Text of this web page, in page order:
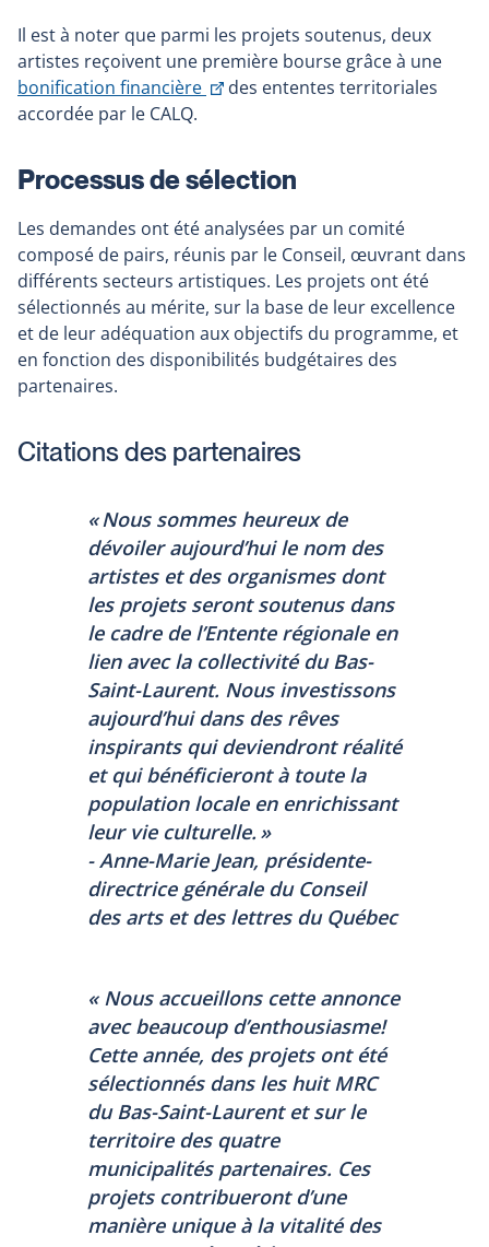
Il est à noter que parmi les projets soutenus, deux
artistes reçoivent une première bourse grâce à une
bonification financière
Ce
dans
une
nouvelle
fenêtre
des ententes territoriales
accordée par le CALQ.
Processus de sélection
Les demandes ont été analysées par un comité
composé de pairs, réunis par le Conseil, œuvrant dans
différents secteurs artistiques. Les projets ont été
sélectionnés au mérite, sur la base de leur excellence
et de leur adéquation aux objectifs du programme, et
en fonction des disponibilités budgétaires des
partenaires.
Citations des partenaires
« Nous sommes heureux de
dévoiler aujourd’hui le nom des
artistes et des organismes dont
les projets seront soutenus dans
le cadre de l’Entente régionale en
lien avec la collectivité du Bas-
Saint-Laurent. Nous investissons
aujourd’hui dans des rêves
inspirants qui deviendront réalité
et qui bénéficieront à toute la
population locale en enrichissant
leur vie culturelle. »
- Anne-Marie Jean, présidente-
directrice générale du Conseil
des arts et des lettres du Québec
« Nous accueillons cette annonce
avec beaucoup d’enthousiasme!
Cette année, des projets ont été
sélectionnés dans les huit MRC
du Bas-Saint-Laurent et sur le
territoire des quatre
municipalités partenaires. Ces
projets contribueront d’une
manière unique à la vitalité des